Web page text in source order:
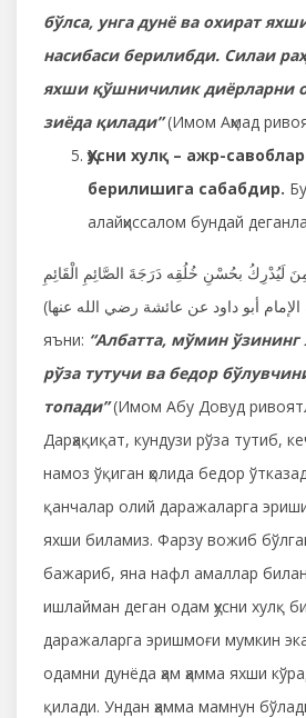
бўлса, унга дунё ва охират
насибаси берилибди. Силаи
яхши қўшничилик диёрларни
зиёда қилади”(Имом Аҳмад
Ҳусни хулқ – ажр-
берилишига сабабдир.
алайҳиссалом бундай
لَيُدْرِكُ بحُسْنِ خُلُقِه دَرَجَةَ الصَّائِمِ الْقَائِمِ
яъни: “Албатта, мўмин ўзининг
рўза тутучи ва бедор
топади”(Имом Абу Довуд
Дарҳақиқат, кундузи рўза тутиб,
намоз ўқиган ҳолида бедор
қанчалар олий даражаларга
яхши биламиз. Фарзу вожиб
бажариб, яна нафл амаллар
ишлайман деган одам ҳусни хулқ
даражаларга эришмоғи мумкин
одамни дунёда ҳам ҳамма яхши
қилади. Ундан ҳамма мамнун